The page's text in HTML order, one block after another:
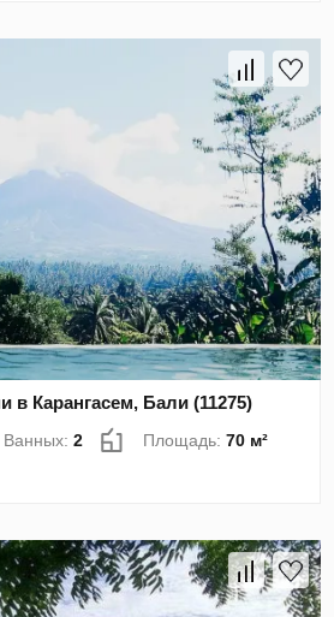
в Карангасем, Бали (11275)
Ванных:2 Площадь:70 м²